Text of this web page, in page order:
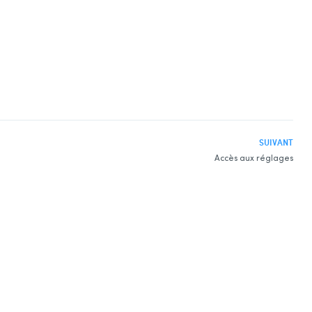
SUIVANT
Accès aux réglages